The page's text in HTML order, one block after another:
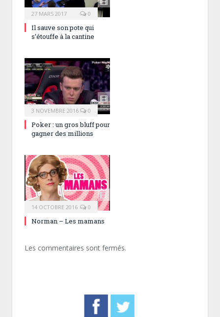
27 MARS 2017 0
Il sauve son pote qui
s’étouffe à la cantine
3 NOVEMBRE 2016 0
Poker : un gros bluff pour
gagner des millions
14 OCTOBRE 2016 0
Norman – Les mamans
Les commentaires sont fermés.